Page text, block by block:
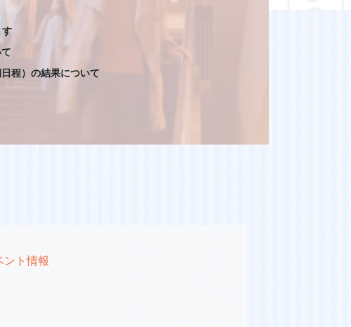
程）の結果について
ント情報